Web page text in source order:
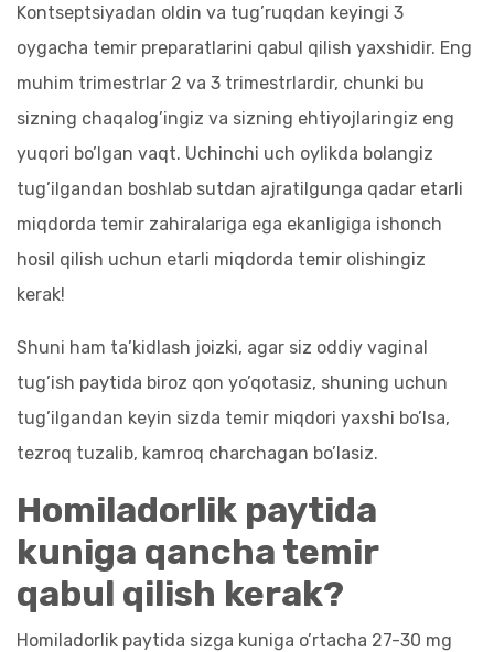
Kontseptsiyadan oldin va tug’ruqdan keyingi 3
oygacha temir preparatlarini qabul qilish yaxshidir. Eng
muhim trimestrlar 2 va 3 trimestrlardir, chunki bu
sizning chaqalog’ingiz va sizning ehtiyojlaringiz eng
yuqori bo’lgan vaqt. Uchinchi uch oylikda bolangiz
tug’ilgandan boshlab sutdan ajratilgunga qadar etarli
miqdorda temir zahiralariga ega ekanligiga ishonch
hosil qilish uchun etarli miqdorda temir olishingiz
kerak!
Shuni ham ta’kidlash joizki, agar siz oddiy vaginal
tug’ish paytida biroz qon yo’qotasiz, shuning uchun
tug’ilgandan keyin sizda temir miqdori yaxshi bo’lsa,
tezroq tuzalib, kamroq charchagan bo’lasiz.
Homiladorlik paytida
kuniga qancha temir
qabul qilish kerak?
Homiladorlik paytida sizga kuniga o’rtacha 27-30 mg